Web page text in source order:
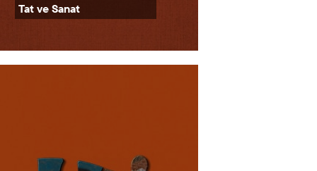
Tat ve Sanat